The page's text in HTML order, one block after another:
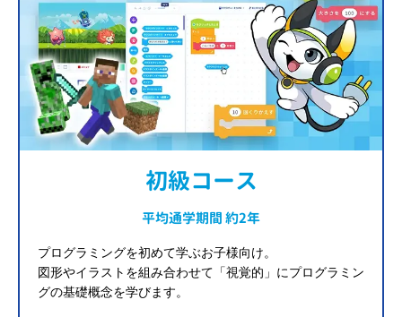
初級コース
平均通学期間 約2年
プログラミングを初めて学ぶお子様向け。
図形やイラストを組み合わせて「視覚的」にプログラミン
グの基礎概念を学びます。